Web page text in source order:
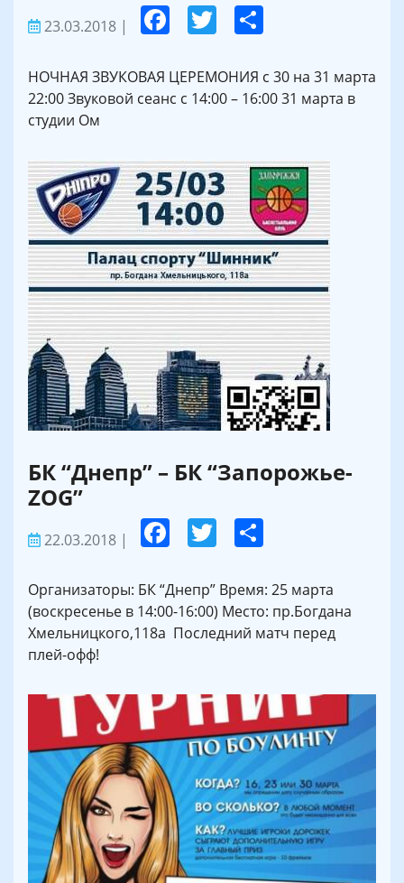
23.03.2018 |
НОЧНАЯ ЗВУКОВАЯ ЦЕРЕМОНИЯ с 30 на 31 марта
22:00 Звуковой сеанс с 14:00 – 16:00 31 марта в
cтудии Ом
БК “Днепр” – БК “Запорожье-
ZOG”
22.03.2018 |
Организаторы: БК “Днепр” Время: 25 марта
(воскресенье в 14:00-16:00) Место: пр.Богдана
Хмельницкого,118а Последний матч перед
плей-офф!